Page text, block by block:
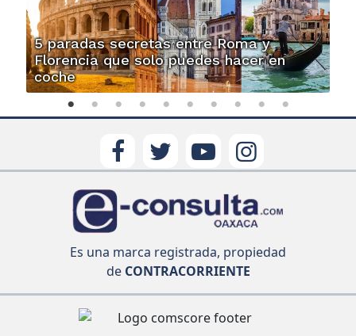
5 paradas secretas entre Roma y
Florencia que solo puedes hacer en
coche
Es una marca registrada, propiedad
deCONTRACORRIENTE